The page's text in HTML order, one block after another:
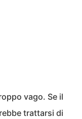
vago. Se il
trattarsi di